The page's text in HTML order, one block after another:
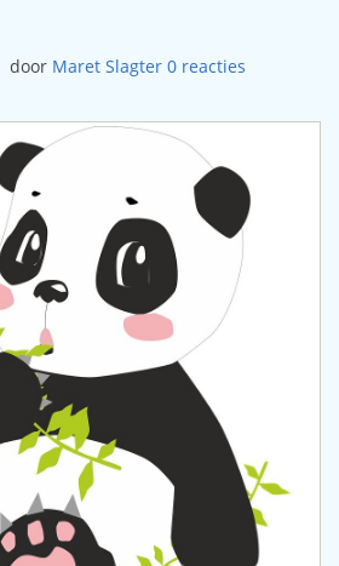
door Maret Slagter 0 reacties